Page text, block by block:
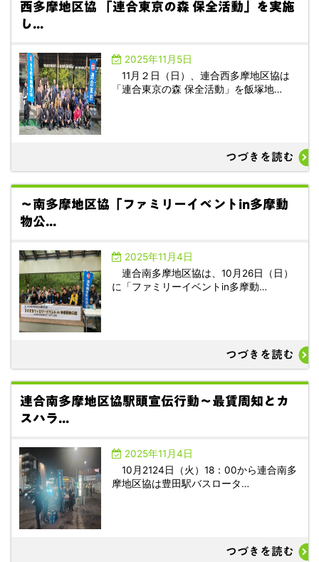
西多摩地区協 「連合東京の森 保全活動」を実施
し...
2025年11月5日
11月２日（日）、連合西多摩地区協は
「連合東京の森 保全活動」を飯塚地…
つづきを読む
～南多摩地区協「ファミリーイベントin多摩動
物公...
2025年11月4日
連合南多摩地区協は、10月26日（日）
に「ファミリーイベントin多摩動…
つづきを読む
連合南多摩地区協駅頭宣伝行動～最賃周知とカ
スハラ...
2025年11月4日
10月2124日（火）18：00から連合南多
摩地区協は豊田駅バスロータ…
つづきを読む